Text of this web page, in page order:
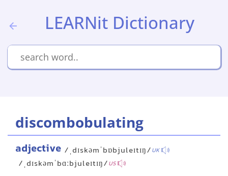
LEARNit Dictionary
discombobulating
adjective /ˌdɪskəmˈbɒbjuleɪtɪŋ/UK
/ˌdɪskəmˈbɑːbjuleɪtɪŋ/US